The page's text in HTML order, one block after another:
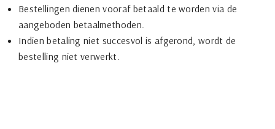
Bestellingen dienen vooraf betaald te worden via de
aangeboden betaalmethoden.
Indien betaling niet succesvol is afgerond, wordt de
bestelling niet verwerkt.